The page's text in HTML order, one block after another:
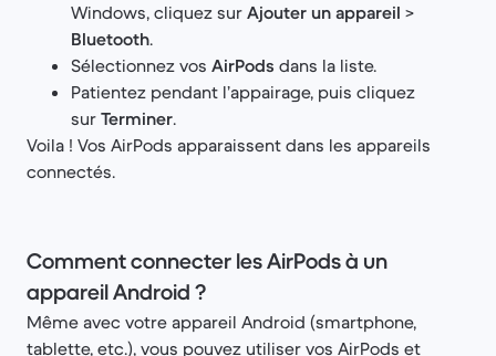
Windows, cliquez sur Ajouter un appareil >
Bluetooth.
Sélectionnez vos AirPods dans la liste.
Patientez pendant l’appairage, puis cliquez
sur Terminer.
Voila ! Vos AirPods apparaissent dans les appareils
connectés.
Comment connecter les AirPods à un
appareil Android ?
Même avec votre appareil Android (smartphone,
tablette, etc.), vous pouvez utiliser vos AirPods et